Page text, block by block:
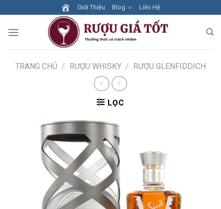
to
content
Giới Thiệu Blog Liên Hệ
TRANG CHỦ / RƯỢU WHISKY / RƯỢU GLENFIDDICH
LỌC